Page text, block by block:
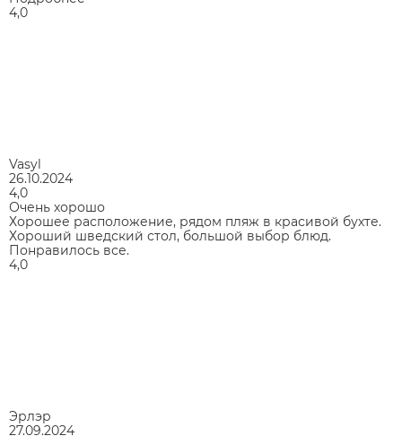
4,0
Vasyl
26.10.2024
4,0
Очень хорошо
Хорошее расположение, рядом пляж в красивой бухте.
Хороший шведский стол, большой выбор блюд.
Понравилось все.
4,0
Эрлэр
27.09.2024